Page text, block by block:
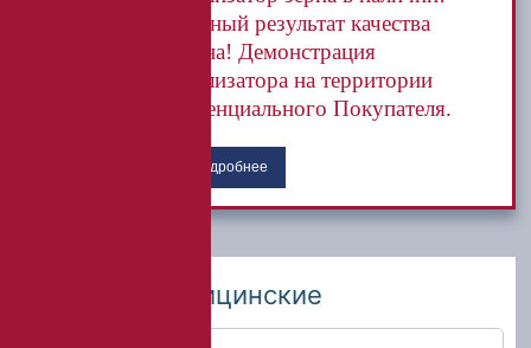
Точный результат качества
зерна! Демонстрация
анализатора на территории
потенциального Покупателя.
Подробнее
Кровати медицинские